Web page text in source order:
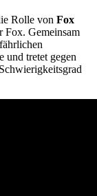
Rolle von Fox
Fox. Gemeinsam
und tretet gegen